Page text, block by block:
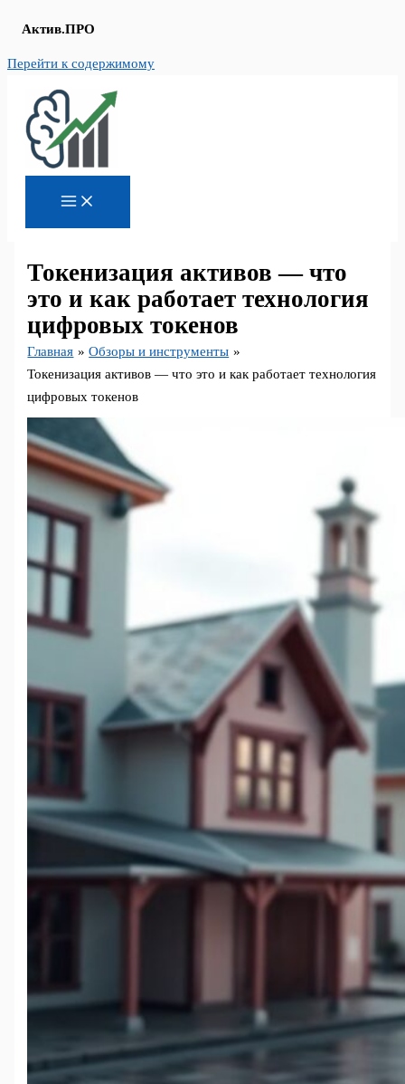
Актив.ПРО
Перейти к содержимому
Токенизация активов — что
это и как работает технология
цифровых токенов
Главная
Обзоры и инструменты
Токенизация активов — что это и как работает технология
цифровых токенов